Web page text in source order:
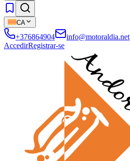
CA
+376864904
info@motoraldia.net
AccedirRegistrar-se